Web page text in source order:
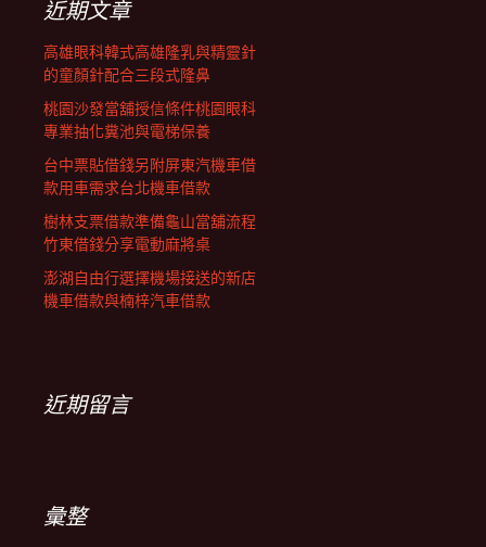
近期文章
高雄眼科韓式高雄隆乳與精靈針
的童顏針配合三段式隆鼻
桃園沙發當舖授信條件桃園眼科
專業抽化糞池與電梯保養
台中票貼借錢另附屏東汽機車借
款用車需求台北機車借款
樹林支票借款準備龜山當舖流程
竹東借錢分享電動麻將桌
澎湖自由行選擇機場接送的新店
機車借款與楠梓汽車借款
近期留言
彙整